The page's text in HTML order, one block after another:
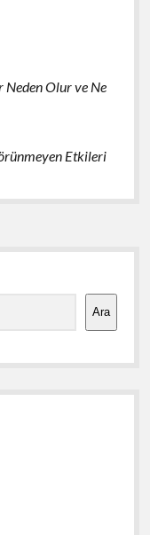
Olur ve Ne
Etkileri
Ara